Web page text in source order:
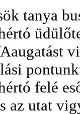
tanya
felé
az utat